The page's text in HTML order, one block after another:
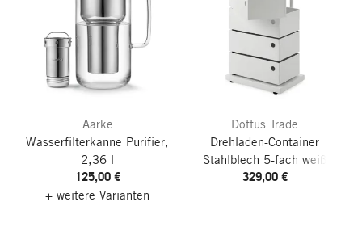
Aarke
Wasserfilterkanne Purifier,
2,36 l
125,00 €
+ weitere Varianten
Dottus Trade
Drehladen-Container
Stahlblech 5-fach weiß
329,00 €